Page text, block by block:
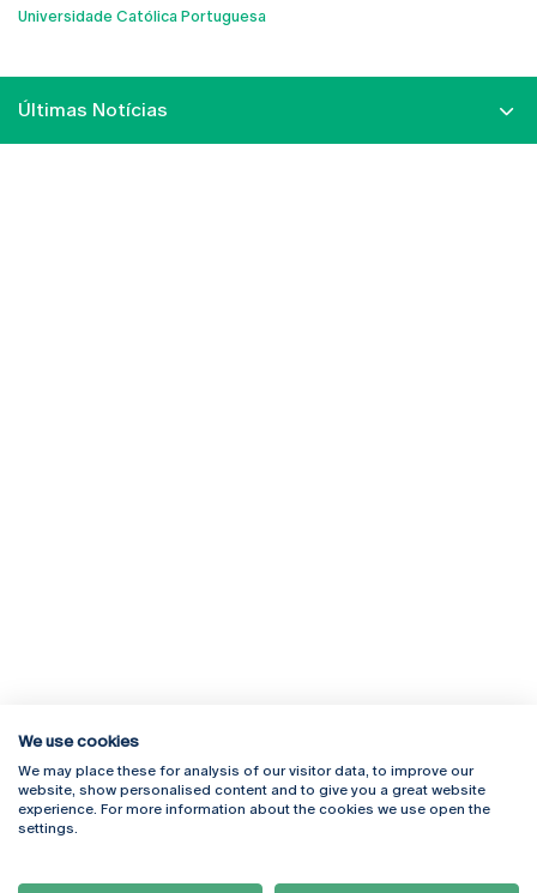
Universidade Católica Portuguesa
Últimas Notícias
Rua Diogo Botelho 1327
4169-005 Porto
+351 226 196 240
Campus Online
Webmail
We use cookies
We may place these for analysis of our visitor data, to improve our
website, show personalised content and to give you a great website
experience. For more information about the cookies we use open the
settings.